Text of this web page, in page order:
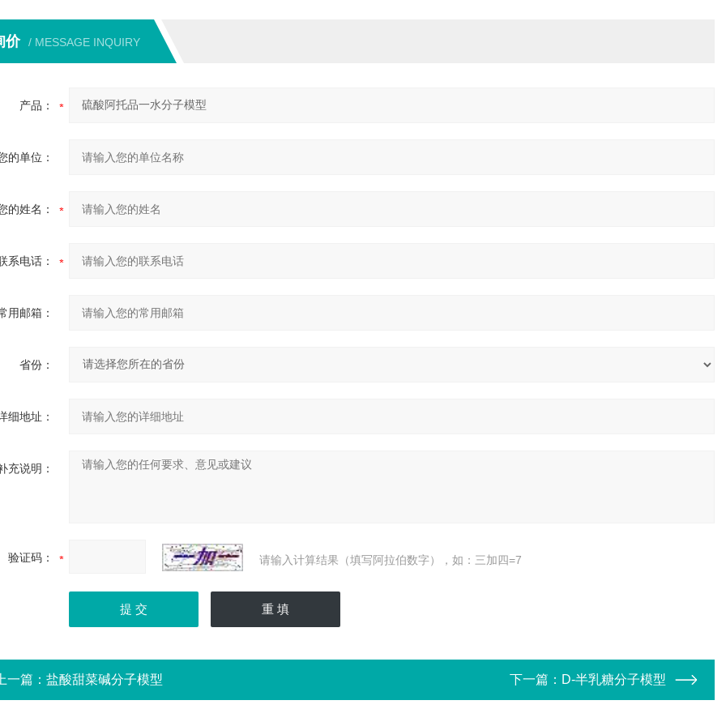
价 / MESSAGE INQUIRY
产品：
的单位：
的姓名：
系电话：
用邮箱：
省份：
细地址：
充说明：
验证码： 请输入计算结果（填写阿拉伯数字），如：三加四=7
一篇： 盐酸甜菜碱分子模型 下一篇： D-半乳糖分子模型